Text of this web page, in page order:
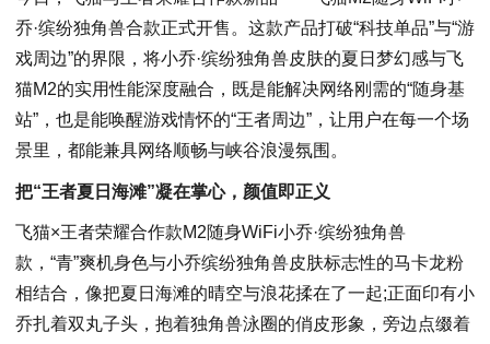
乔·缤纷独角兽合款正式开售。这款产品打破“科技单品”与“游
戏周边”的界限，将小乔·缤纷独角兽皮肤的夏日梦幻感与飞
猫M2的实用性能深度融合，既是能解决网络刚需的“随身基
站”，也是能唤醒游戏情怀的“王者周边”，让用户在每一个场
景里，都能兼具网络顺畅与峡谷浪漫氛围。
把“王者夏日海滩”凝在掌心，颜值即正义
飞猫×王者荣耀合作款M2随身WiFi小乔·缤纷独角兽
款，“青”爽机身色与小乔缤纷独角兽皮肤标志性的马卡龙粉
相结合，像把夏日海滩的晴空与浪花揉在了一起;正面印有小
乔扎着双丸子头，抱着独角兽泳圈的俏皮形象，旁边点缀着